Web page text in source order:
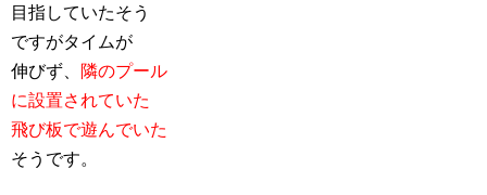
目指していたそう
ですがタイムが
伸びず、
隣のプール
に設置されていた
飛び板で遊んでいた
そうです。